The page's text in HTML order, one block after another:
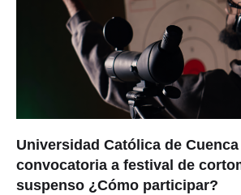
Universidad Católica de
convocatoria a festival de
suspenso ¿Cómo participar?